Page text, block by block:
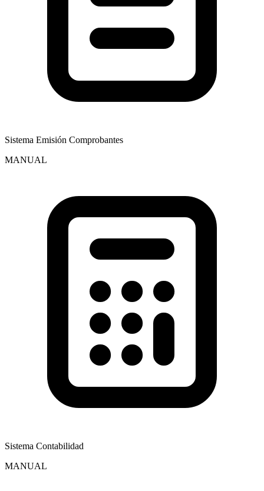
Sistema Emisión Comprobantes
MANUAL
Sistema Contabilidad
MANUAL